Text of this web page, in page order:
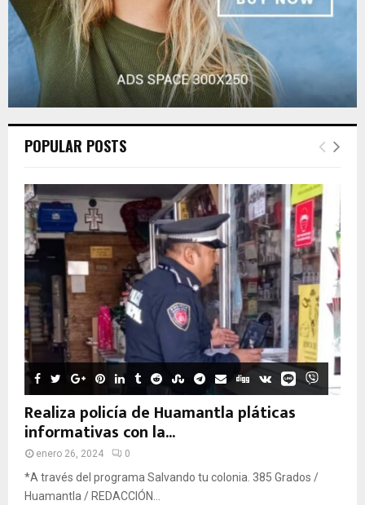
POPULAR POSTS
Realiza policía de Huamantla pláticas
informativas con la...
enero 26, 2024 0
*A través del programa Salvando tu colonia. 385 Grados /
Huamantla / REDACCIÓN...